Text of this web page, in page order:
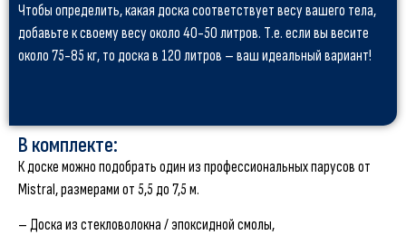
Чтобы определить, какая доска соответствует весу вашего тела,
добавьте к своему весу около 40-50 литров. Т.е. если вы весите
около 75-85 кг, то доска в 120 литров – ваш идеальный вариант!
В комплекте:
К доске можно подобрать один из профессиональных парусов от
Mistral, размерами от 5,5 до 7,5 м.
– Доска из стекловолокна / эпоксидной смолы,